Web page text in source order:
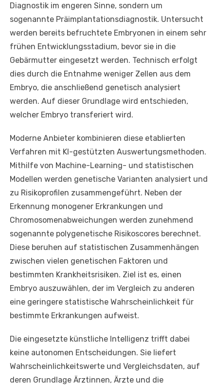
Diagnostik im engeren Sinne, sondern um
sogenannte Präimplantationsdiagnostik. Untersucht
werden bereits befruchtete Embryonen in einem sehr
frühen Entwicklungsstadium, bevor sie in die
Gebärmutter eingesetzt werden. Technisch erfolgt
dies durch die Entnahme weniger Zellen aus dem
Embryo, die anschließend genetisch analysiert
werden. Auf dieser Grundlage wird entschieden,
welcher Embryo transferiert wird.
Moderne Anbieter kombinieren diese etablierten
Verfahren mit KI-gestützten Auswertungsmethoden.
Mithilfe von Machine-Learning- und statistischen
Modellen werden genetische Varianten analysiert und
zu Risikoprofilen zusammengeführt. Neben der
Erkennung monogener Erkrankungen und
Chromosomenabweichungen werden zunehmend
sogenannte polygenetische Risikoscores berechnet.
Diese beruhen auf statistischen Zusammenhängen
zwischen vielen genetischen Faktoren und
bestimmten Krankheitsrisiken. Ziel ist es, einen
Embryo auszuwählen, der im Vergleich zu anderen
eine geringere statistische Wahrscheinlichkeit für
bestimmte Erkrankungen aufweist.
Die eingesetzte künstliche Intelligenz trifft dabei
keine autonomen Entscheidungen. Sie liefert
Wahrscheinlichkeitswerte und Vergleichsdaten, auf
deren Grundlage Ärztinnen, Ärzte und die